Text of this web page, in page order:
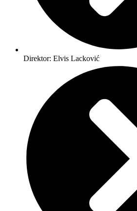
Direktor: Elvis Lacković